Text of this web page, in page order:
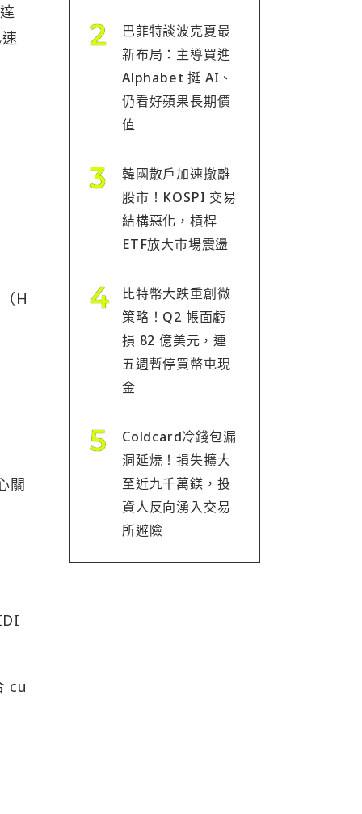
H
關
cu
巴菲特談波克夏最
新布局：主導買進
Alphabet 挺 AI、
仍看好蘋果長期價
值
韓國散戶加速撤離
股市！KOSPI 交易
結構惡化，槓桿
ETF放大市場震盪
比特幣大跌重創微
策略！Q2 帳面虧
損 82 億美元，連
五週暫停買幣屯現
金
Coldcard冷錢包漏
洞延燒！損失擴大
至近九千萬鎂，投
資人反向湧入交易
所避險